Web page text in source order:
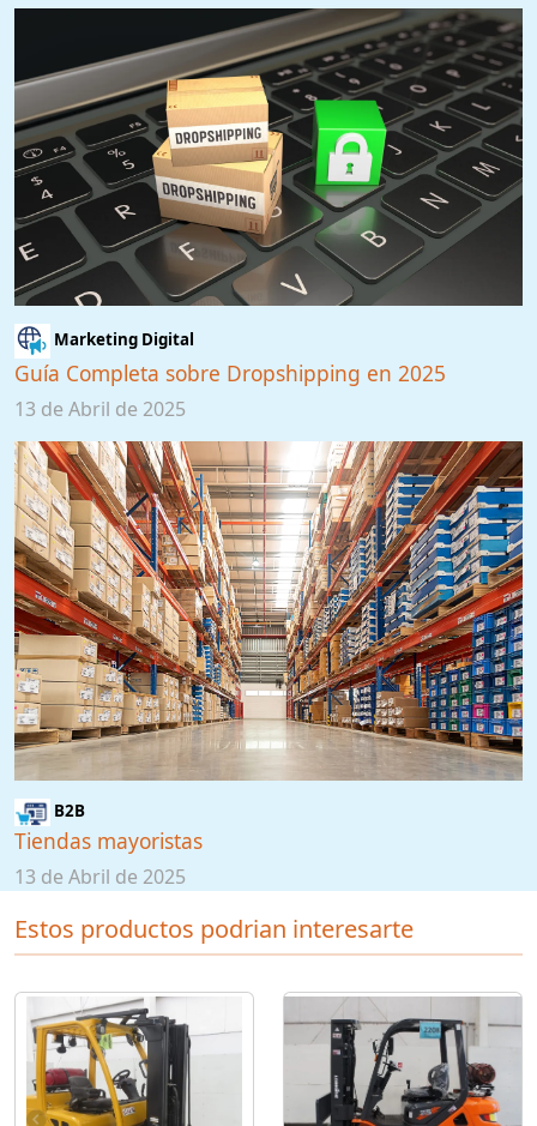
Marketing Digital
Guía Completa sobre Dropshipping en 2025
13 de Abril de 2025
B2B
Tiendas mayoristas
13 de Abril de 2025
Estos productos podrian interesarte